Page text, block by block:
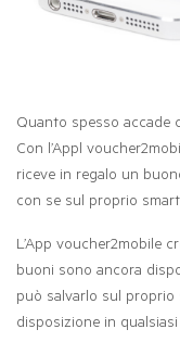
Quanto spesso accade
Con l’Appl
riceve in regalo un
con se sul proprio
L’App voucher2mobile
buoni sono ancora
può salvarlo sul proprio
disposizione in